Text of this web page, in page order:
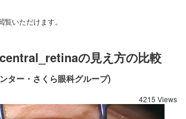
いただけます。
の見え方の比較
ター・さくら眼科グループ)
4215 Views